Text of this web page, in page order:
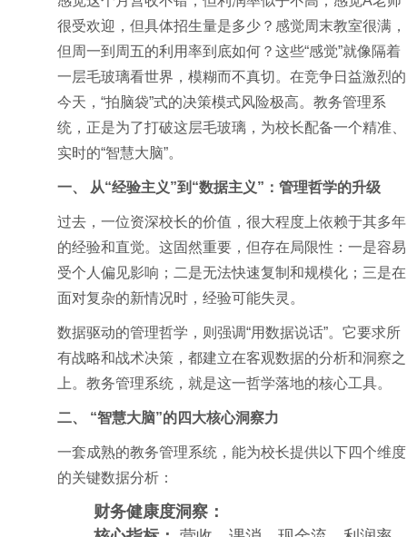
很受欢迎，但具体招生量是多少？感觉周末教室很满，
但周一到周五的利用率到底如何？这些“感觉”就像隔着
一层毛玻璃看世界，模糊而不真切。在竞争日益激烈的
今天，“拍脑袋”式的决策模式风险极高。教务管理系
统，正是为了打破这层毛玻璃，为校长配备一个精准、
实时的“智慧大脑”。
一、 从“经验主义”到“数据主义”：管理哲学的升级
过去，一位资深校长的价值，很大程度上依赖于其多年
的经验和直觉。这固然重要，但存在局限性：一是容易
受个人偏见影响；二是无法快速复制和规模化；三是在
面对复杂的新情况时，经验可能失灵。
数据驱动的管理哲学，则强调“用数据说话”。它要求所
有战略和战术决策，都建立在客观数据的分析和洞察之
上。教务管理系统，就是这一哲学落地的核心工具。
二、 “智慧大脑”的四大核心洞察力
一套成熟的教务管理系统，能为校长提供以下四个维度
的关键数据分析：
财务健康度洞察：